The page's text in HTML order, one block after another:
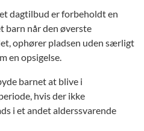
dagtilbud er forbeholdt en
barn når den øverste
ophører pladsen uden særligt
en opsigelse.
barnet at blive i
hvis der ikke
i et andet alderssvarende